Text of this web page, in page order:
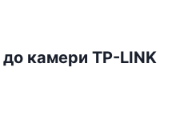
камери TP-LINK